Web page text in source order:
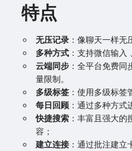
特点
无压记录：像聊天一样无
多种方式：支持微信输入
云端同步：全平台免费同
量限制。
多级标签：使用多级标签
每日回顾：通过多种方式
快捷搜索：丰富且强大的
容；
建立连接：通过批注建立